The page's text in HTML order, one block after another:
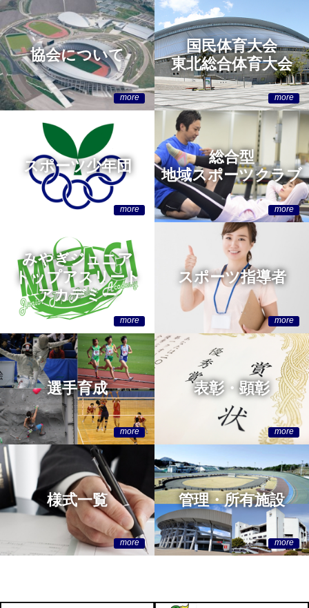
協会について
国民体育大会
東北総合体育大会
スポーツ少年団
総合型
地域スポーツクラブ
みやぎジュニア
トップアスリート
アカデミー
スポーツ指導者
選手育成 表彰・顕彰
様式一覧 管理・所有施設